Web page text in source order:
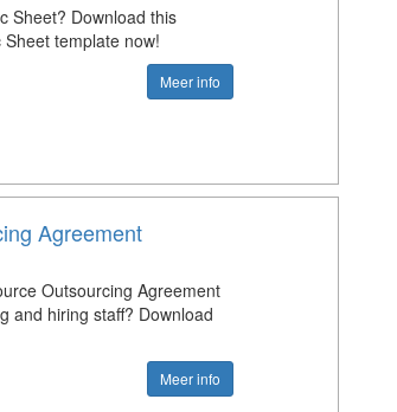
Sheet? Download this
template now!
Meer info
Agreement
Outsourcing Agreement
and hiring staff? Download
Meer info